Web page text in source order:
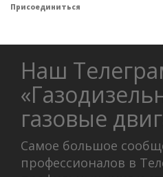
Присоединиться
Наш
газовые
Самое большое
профессионалов в